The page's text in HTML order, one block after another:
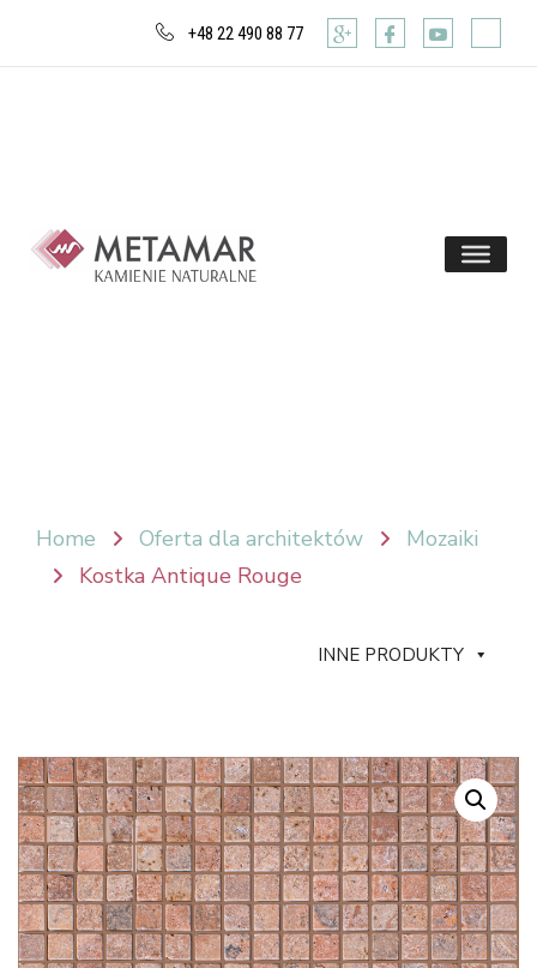
+48 22 490 88 77
Home Oferta dla architektów
Mozaiki
Kostka Antique Rouge
INNE PRODUKTY